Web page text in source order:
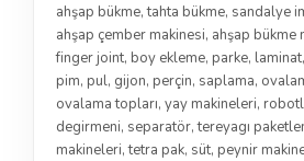
ahşap bükme,tahta bükme, sandalye
ahşap çember makinesi, ahşap bükme
finger joint, boy ekleme, parke, laminat,
pim, pul, gijon, perçin, saplama,
ovalama topları, yay makineleri,
degirmeni, separatör,tereyagı
makineleri,tetra pak, süt, peynir